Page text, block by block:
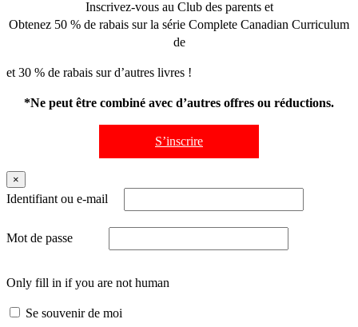
Inscrivez-vous au Club des parents et
Obtenez 50 % de rabais sur la série Complete Canadian Curriculum
de
et 30 % de rabais sur d’autres livres !
*Ne peut être combiné avec d’autres offres ou réductions.
S’inscrire
×
Identifiant ou e-mail
Mot de passe
Only fill in if you are not human
Se souvenir de moi